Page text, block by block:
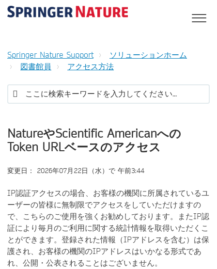
Springer Nature Support
ソリューションホーム
図書館員
アクセス方法
NatureやScientific Americanへの
Token URLベースのアクセス
変更日： 2026年07月22日（水）で 午前3:44
IP認証アクセスの場合、お客様の機関に所属されているユ
ーザーの皆様に無制限でアクセスをしていただけますの
で、こちらのご使用を強くお勧めしております。またIP認
証により毎月のご利用に関する統計情報を取得いただくこ
とができます。登録された情報（IPアドレスを含む）は保
護され、お客様の機関のIPアドレスはいかなる形式であ
れ、公開・公表されることはございません。